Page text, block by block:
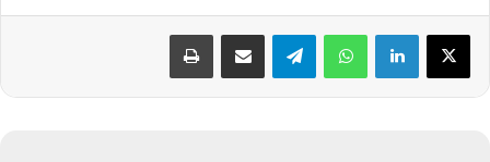
X لینکدین واتس آپ تلگرام اشتراک گذاری از طریق ایمیل چاپ